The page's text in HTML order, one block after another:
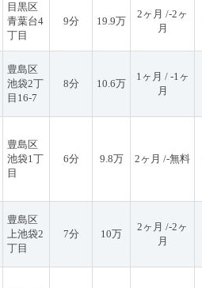
目黒区
青葉台4
丁目
9分 19.9万
2ヶ月 /-2ヶ
月
豊島区
池袋2丁
目16-7
8分 10.6万
1ヶ月 / -1ヶ
月
豊島区
池袋1丁
目
6分 9.8万 2ヶ月 /-無料
豊島区
上池袋2
丁目
7分 10万
2ヶ月 /-2ヶ
月